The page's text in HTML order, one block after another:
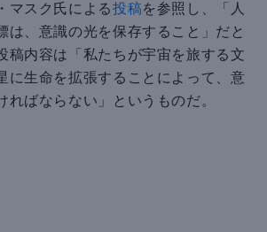
マスク氏による投稿を参照し、「人
は、意識の光を保存すること」だと
稿内容は「私たちが宇宙を旅する文
に生命を拡張することによって、意
ればならない」というものだ。